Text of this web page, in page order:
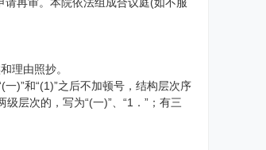
理由照抄。
)”和“(1)”之后不加顿号，结构层次序
层次的，写为“(一)”、“1．”；有三